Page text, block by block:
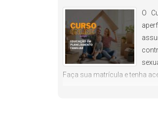
O
Faça sua matrícula e tenha